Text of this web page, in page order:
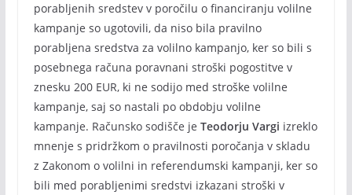
porabljenih sredstev v poročilu o financiranju volilne
kampanje so ugotovili, da niso bila pravilno
porabljena sredstva za volilno kampanjo, ker so bili s
posebnega računa poravnani stroški pogostitve v
znesku 200 EUR, ki ne sodijo med stroške volilne
kampanje, saj so nastali po obdobju volilne
kampanje. Računsko sodišče je Teodorju Vargi izreklo
mnenje s pridržkom o pravilnosti poročanja v skladu
z Zakonom o volilni in referendumski kampanji, ker so
bili med porabljenimi sredstvi izkazani stroški v